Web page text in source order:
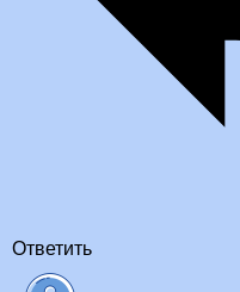
Ответить